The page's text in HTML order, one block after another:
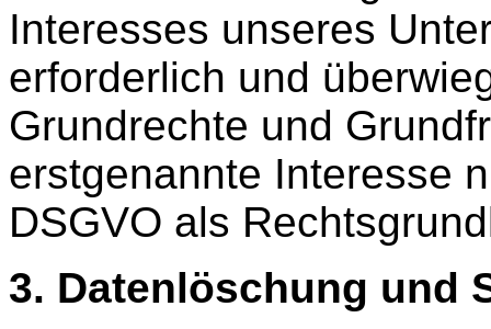
Interesses unseres
erforderlich und
Grundrechte und
erstgenannte Interesse
DSGVO als
3. Datenlöschung und